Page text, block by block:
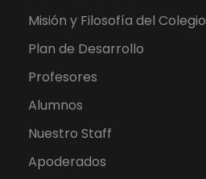
Misión y Filosofía del Colegio
Plan de Desarrollo
Profesores
Alumnos
Nuestro Staff
Apoderados